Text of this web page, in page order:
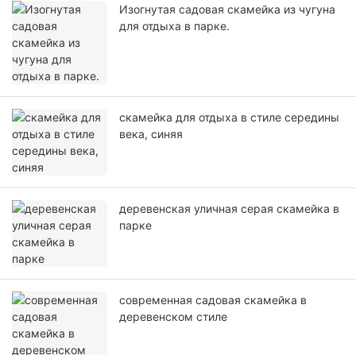
Изогнутая садовая скамейка из чугуна
для отдыха в парке.
скамейка для отдыха в стиле середины
века, синяя
деревенская уличная серая скамейка в
парке
современная садовая скамейка в
деревенском стиле